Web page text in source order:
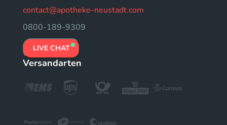
contact@apotheke-neustadt.com
0800-189-9309
LIVE CHAT
Versandarten